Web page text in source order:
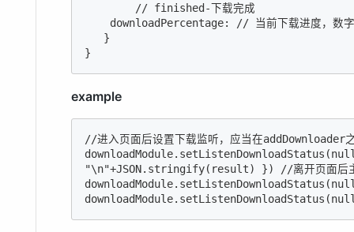
        // finished-下载完成
downloadPercentage: // 当前下载进度，数字
   }
}
example
//进入页面后设置下载监听，应当在addDownloader
"\n"+JSON.stringify(result) }) //离开页面后主